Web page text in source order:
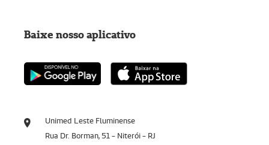
Unimed Leste Fluminense
Rua Dr. Borman, 51 - Niterói - RJ
Baixe nosso aplicativo